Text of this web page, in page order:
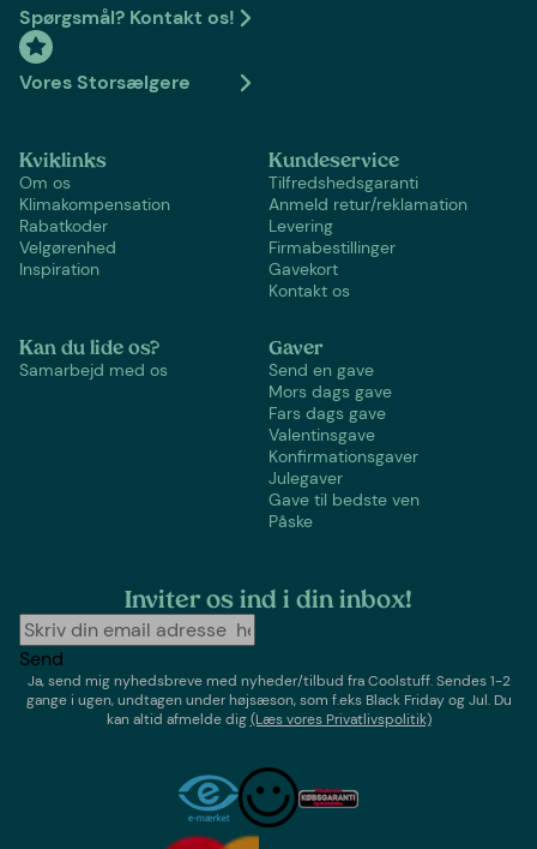
Spørgsmål? Kontakt os!
Vores Storsælgere
Kviklinks
Om os
Klimakompensation
Rabatkoder
Velgørenhed
Inspiration
Kundeservice
Tilfredshedsgaranti
Anmeld retur/reklamation
Levering
Firmabestillinger
Gavekort
Kontakt os
Kan du lide os?
Samarbejd med os
Gaver
Send en gave
Mors dags gave
Fars dags gave
Valentinsgave
Konfirmationsgaver
Julegaver
Gave til bedste ven
Påske
Inviter os ind i din inbox!
Send
Ja, send mig nyhedsbreve med nyheder/tilbud fraCoolstuff. Sendes 1-2
gange i ugen,undtagen under højsæson, som f.eks Black Friday og Jul. Du
kan altid afmelde dig(Læs vores Privatlivspolitik)